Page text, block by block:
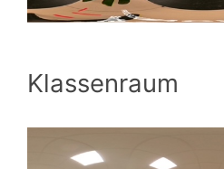
Klassenraum